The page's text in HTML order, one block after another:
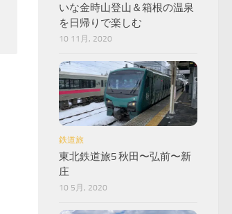
いな金時山登山＆箱根の温泉
を日帰りで楽しむ
10 11月, 2020
鉄道旅
東北鉄道旅5 秋田〜弘前〜新
庄
10 5月, 2020